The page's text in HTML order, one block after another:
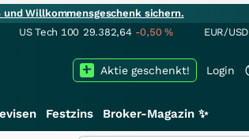
Willkommensgeschenk sichern.
US Tech 100 29.382,64 -0,50% EUR/USD
Login
Aktie geschenkt!
Festzins Broker-Magazin ✨